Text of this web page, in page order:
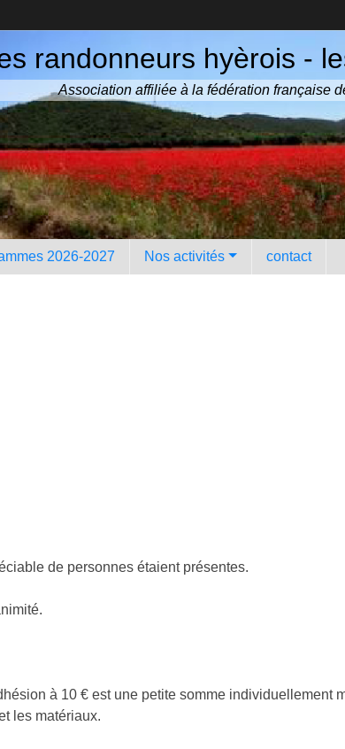
randonneurs hyèrois -
Association affiliée à la fédération française
2026-2027 Nos activités contact
de personnes étaient présentes.
à 10 € est une petite somme individuellement
les matériaux.